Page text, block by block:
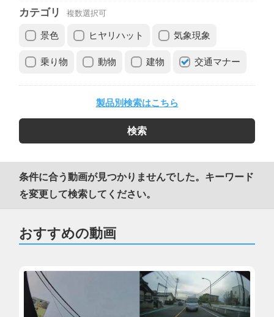
カテゴリ 複数選択可
景色 ヒヤリハット 気象現象
乗り物 動物 建物 交通マナー
製品別検索はこちら
条件に合う動画が見つかりませんでした。キーワード
を変更して検索してください。
おすすめの動画